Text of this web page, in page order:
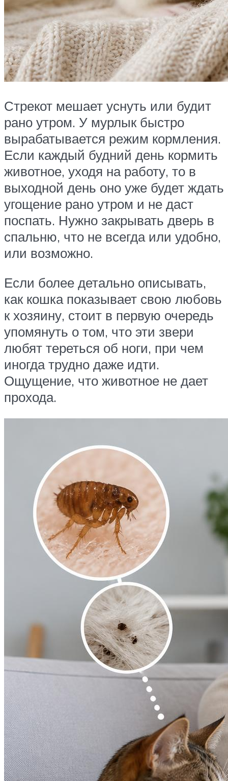
Стрекот мешает уснуть или будит
рано утром. У мурлык быстро
вырабатывается режим кормления.
Если каждый будний день кормить
животное, уходя на работу, то в
выходной день оно уже будет ждать
угощение рано утром и не даст
поспать. Нужно закрывать дверь в
спальню, что не всегда или удобно,
или возможно.
Если более детально описывать,
как кошка показывает свою любовь
к хозяину, стоит в первую очередь
упомянуть о том, что эти звери
любят тереться об ноги, при чем
иногда трудно даже идти.
Ощущение, что животное не дает
прохода.